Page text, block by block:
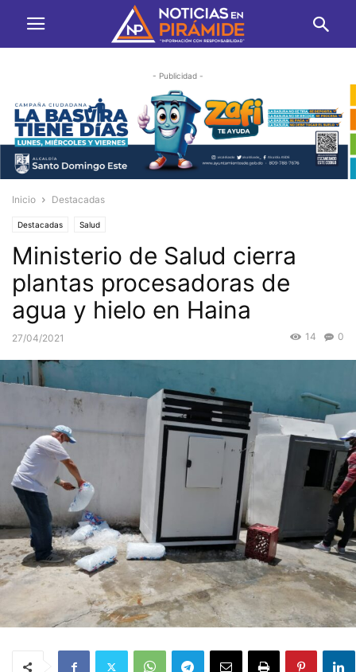
- Publicidad -
Inicio Destacadas
Destacadas Salud
Ministerio de Salud cierra
plantas procesadoras de
agua y hielo en Haina
27/04/2021 0
14